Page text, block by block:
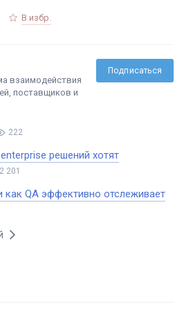
В избр.
Подписаться
взаимодействия
поставщиков и
222
решений хотят
2 201
как QA эффективно отслеживает